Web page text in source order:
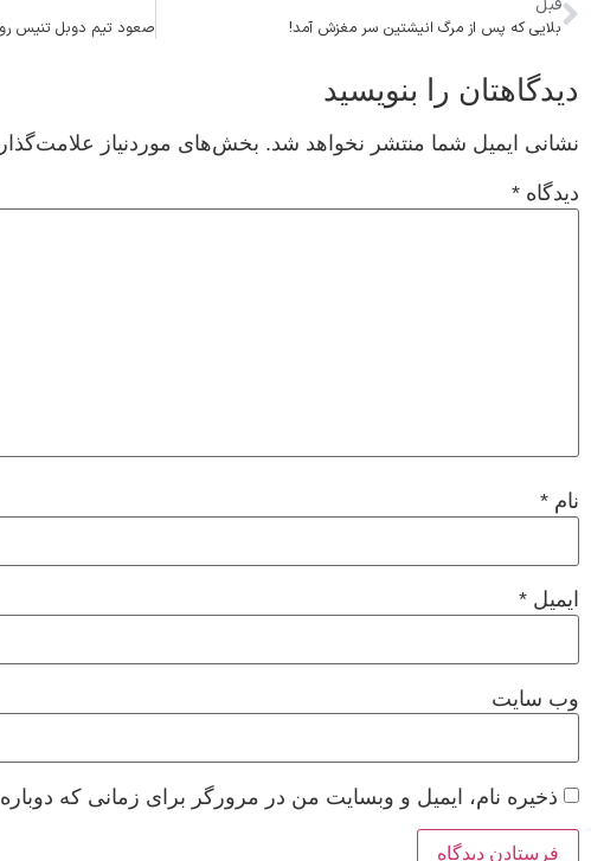
قبل
بلایی که پس از مرگ انیشتین سر مغزش آمد!
دیدگاهتان را بنویسید
نشانی ایمیل شما منتشر نخواهد شد. بخش‌های موردنیاز
دیدگاه *
نام *
ایمیل *
وب‌ سایت
ذخیره نام، ایمیل و وبسایت من در مرورگر برای زمانی که